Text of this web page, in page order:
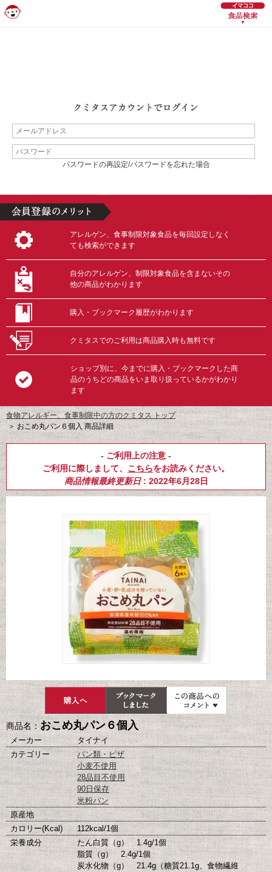
パスワードの再設定/パスワードを忘れた場合
アレルゲン、食事制限対象食品を毎回設定しなく
ても検索ができます
自分のアレルゲン、制限対象食品を含まないその
他の商品がわかります
購入・ブックマーク履歴がわかります
クミタスでのご利用は商品購入時も無料です
ショップ別に、今までに購入・ブックマークした商
品のうちどの商品をいま取り扱っているかがわかり
ます
食物アレルギー、食事制限中の方のクミタス トップ
＞おこめ丸パン６個入 商品詳細
- ご利用上の注意 -
ご利用に際しまして、 こちらをお読みください。
商品情報最終更新日: 2022年6月28日
商品名：おこめ丸パン６個入
メーカー
タイナイ
カテゴリー
パン類・ピザ
小麦不使用
28品目不使用
90日保存
米粉パン
原産地
カロリー(Kcal)
112kcal/1個
栄養成分
たん白質（g） 1.4g/1個
脂質（g） 2.4g/1個
炭水化物（g） 21.4g（糖質21.1g、食物繊維